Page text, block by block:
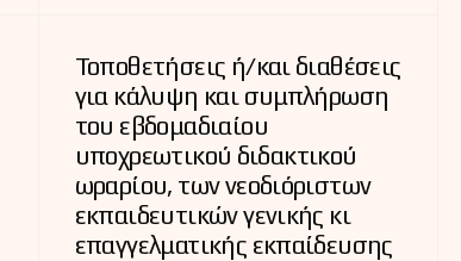
Τοποθετήσεις ή/και διαθέσεις
για κάλυψη και συμπλήρωση
του εβδομαδιαίου
υποχρεωτικού διδακτικού
ωραρίου, των νεοδιόριστων
εκπαιδευτικών γενικής κι
επαγγελματικής εκπαίδευσης